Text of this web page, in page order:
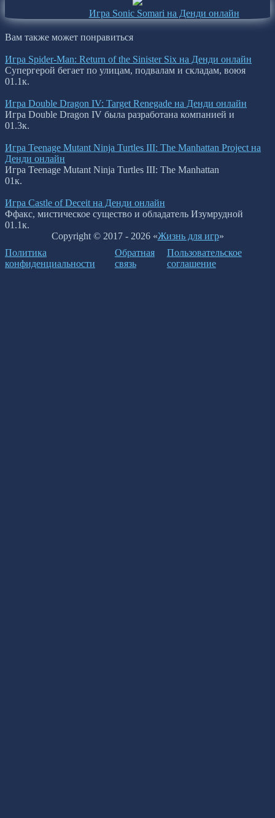
Игра Sonic Somari на Денди онлайн
Вам также может понравиться
Игра Spider-Man: Return of the Sinister Six на Денди онлайн
Супергерой бегает по улицам, подвалам и складам, воюя
01.1к.
Игра Double Dragon IV: Target Renegade на Денди онлайн
Игра Double Dragon IV была разработана компанией и
01.3к.
Игра Teenage Mutant Ninja Turtles III: The Manhattan Project на
Денди онлайн
Игра Teenage Mutant Ninja Turtles III: The Manhattan
01к.
Игра Сastle of Deceit на Денди онлайн
Ффакс, мистическое существо и обладатель Изумрудной
01.1к.
Copyright © 2017 - 2026 «Жизнь для игр»
Политика
конфиденциальности
Обратная
связь
Пользовательское
соглашение